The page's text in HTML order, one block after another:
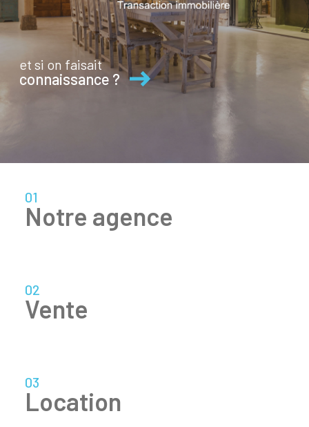
et si on faisait
connaissance ?
01
notre agence
02
vente
03
location